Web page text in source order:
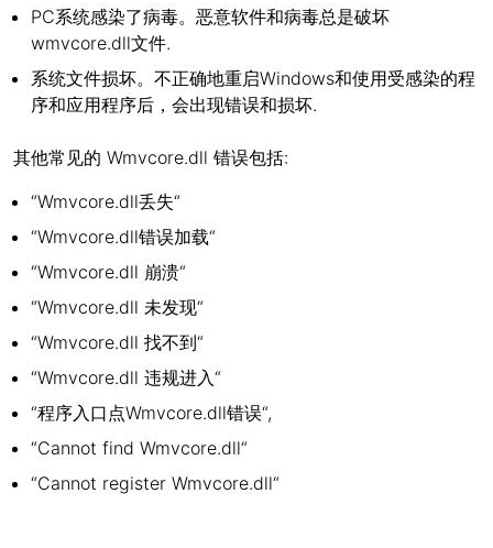
PC系统感染了病毒。恶意软件和病毒总是破坏
wmvcore.dll文件.
系统文件损坏。不正确地重启Windows和使用受感染的程
序和应用程序后，会出现错误和损坏.
其他常见的 Wmvcore.dll 错误包括:
“Wmvcore.dll丢失“
“Wmvcore.dll错误加载“
“Wmvcore.dll 崩溃“
“Wmvcore.dll 未发现“
“Wmvcore.dll 找不到“
“Wmvcore.dll 违规进入“
“程序入口点Wmvcore.dll错误“,
“Cannot find Wmvcore.dll“
“Cannot register Wmvcore.dll“